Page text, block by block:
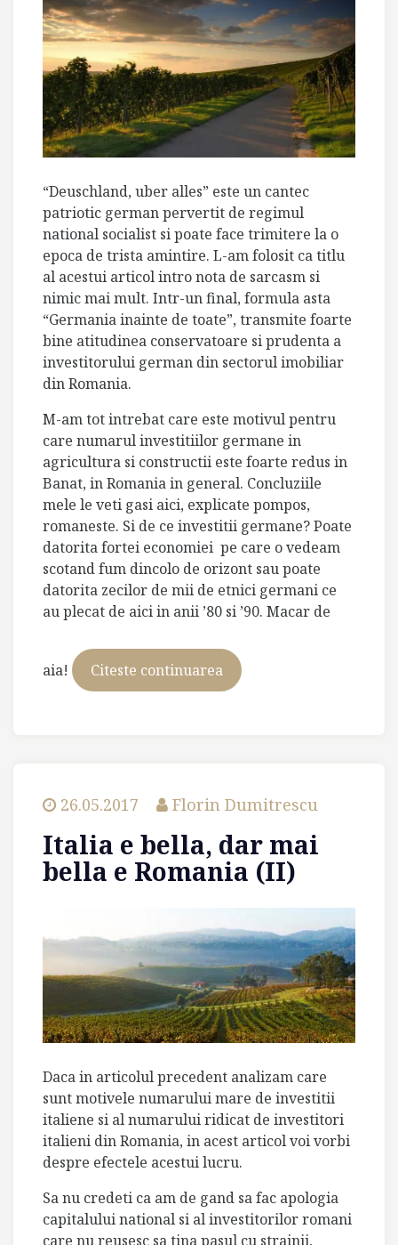
“Deuschland, uber alles” este un cantec
patriotic german pervertit de regimul
national socialist si poate face trimitere la o
epoca de trista amintire. L-am folosit ca titlu
al acestui articol intro nota de sarcasm si
nimic mai mult. Intr-un final, formula asta
“Germania inainte de toate”, transmite foarte
bine atitudinea conservatoare si prudenta a
investitorului german din sectorul imobiliar
din Romania.
M-am tot intrebat care este motivul pentru
care numarul investitiilor germane in
agricultura si constructii este foarte redus in
Banat, in Romania in general. Concluziile
mele le veti gasi aici, explicate pompos,
romaneste. Si de ce investitii germane? Poate
datorita fortei economiei pe care o vedeam
scotand fum dincolo de orizont sau poate
datorita zecilor de mii de etnici germani ce
au plecat de aici in anii ’80 si ’90. Macar de
aia! Citeste continuarea Germania,
inainte
26.05.2017 Florin Dumitrescu
Italia e bella, dar mai
bella e Romania (II)
Daca in articolul precedent analizam care
sunt motivele numarului mare de investitii
italiene si al numarului ridicat de investitori
italieni din Romania, in acest articol voi vorbi
despre efectele acestui lucru.
Sa nu credeti ca am de gand sa fac apologia
capitalului national si al investitorilor romani
care nu reusesc sa tina pasul cu strainii,